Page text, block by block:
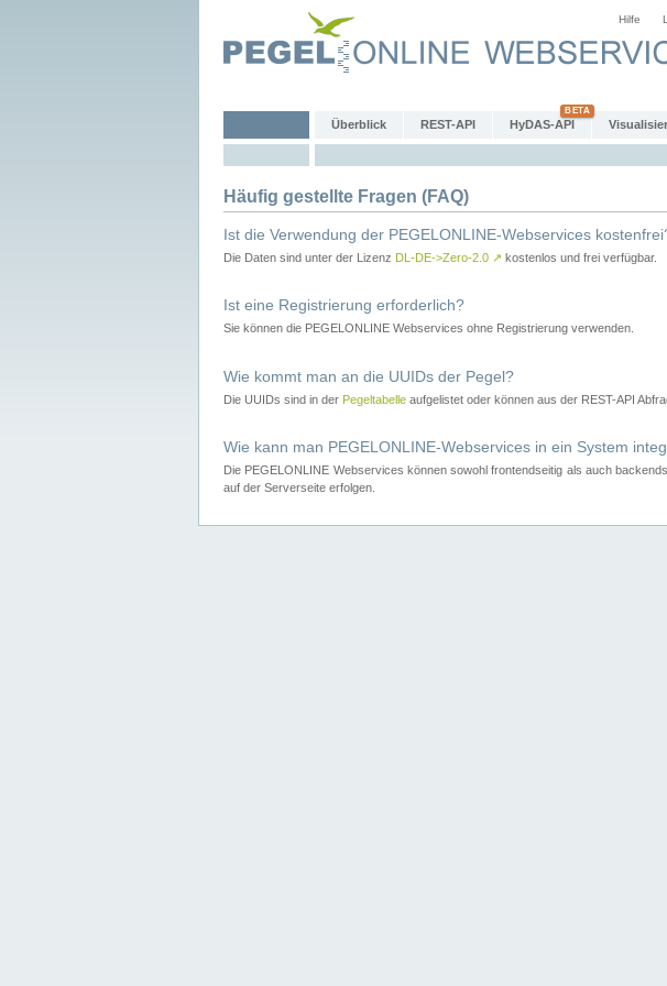
Hilfe
Überblick REST-API HyDAS-API
Häufig gestellte Fragen (FAQ)
Ist die Verwendung der PEGELONLINE-Webservices
Die Daten sind unter der Lizenz DL-DE->Zero-2.0 ↗ kostenlos und frei verfügbar.
Ist eine Registrierung erforderlich?
Sie können die PEGELONLINE Webservices ohne Registrierung verwenden.
Wie kommt man an die UUIDs der Pegel?
Die UUIDs sind in der Pegeltabelle aufgelistet oder können aus der REST-API
Wie kann man PEGELONLINE-Webservices in ein System
Die PEGELONLINE Webservices können sowohl frontendseitig als auch
auf der Serverseite erfolgen.